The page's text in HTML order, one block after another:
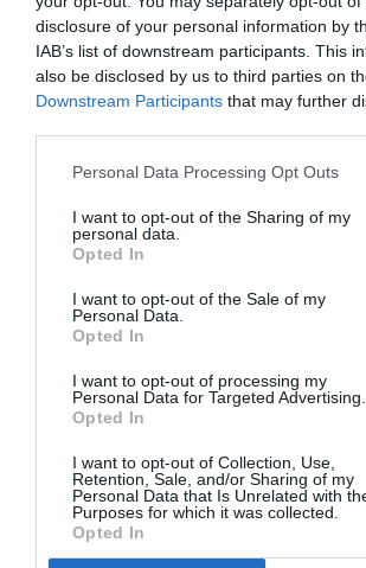
disclosure of your personal information by
IAB’s list of downstream participants. This
also be disclosed by us to third parties on
Downstream Participants that may further
Personal Data Processing Opt Outs
I want to opt-out of the Sharing of my
personal data.
Opted In
I want to opt-out of the Sale of my
Personal Data.
Opted In
I want to opt-out of processing my
Personal Data for Targeted Advertising.
Opted In
I want to opt-out of Collection, Use,
Retention, Sale, and/or Sharing of my
Personal Data that Is Unrelated with
Purposes for which it was collected.
Opted In
Νέοι Διαγωνισμοί❯
Newsletter
Κάθε βδομάδα στο e-mail σας τα
Δημοφιλή